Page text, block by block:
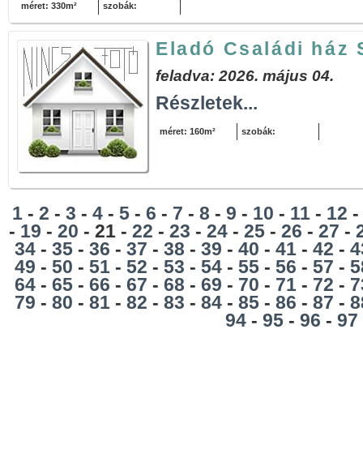
méret: 330m² szobák:
Eladó Családi ház
feladva: 2026. május 04.
Részletek...
méret: 160m² szobák:
1 - 2 - 3 - 4 - 5 - 6 - 7 - 8 - 9 - 10 - 11 - 12 -
- 19 - 20 - 21 - 22 - 23 - 24 - 25 - 26 - 27 -
34 - 35 - 36 - 37 - 38 - 39 - 40 - 41 - 42 -
49 - 50 - 51 - 52 - 53 - 54 - 55 - 56 - 57 -
64 - 65 - 66 - 67 - 68 - 69 - 70 - 71 - 72 -
79 - 80 - 81 - 82 - 83 - 84 - 85 - 86 - 87 -
94 - 95 - 96 - 97